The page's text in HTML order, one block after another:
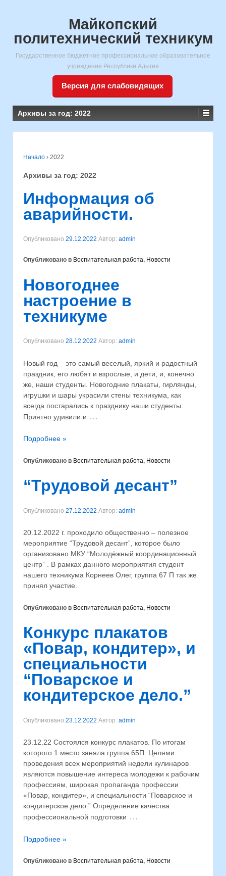
Майкопский
политехнический техникум
Государственное бюджетное профессиональное образовательное
учреждение Республики Адыгея
Версия для слабовидящих
Архивы за год: 2022
Начало › 2022
Архивы за год: 2022
Информация об
аварийности.
Опубликовано 29.12.2022 Автор: admin
Опубликовано в Воспитательная работа, Новости
Новогоднее
настроение в
техникуме
Опубликовано 28.12.2022 Автор: admin
Новый год – это самый веселый, яркий и радостный
праздник, его любят и взрослые, и дети, и, конечно
же, наши студенты. Новогодние плакаты, гирлянды,
игрушки и шары украсили стены техникума, как
всегда постарались к празднику наши студенты.
Приятно удивили и …
Подробнее »
Опубликовано в Воспитательная работа, Новости
“Трудовой десант”
Опубликовано 27.12.2022 Автор: admin
20.12.2022 г. проходило общественно – полезное
мероприятие “Трудовой десант”, которое было
организовано МКУ “Молодёжный координационный
центр” . В рамках данного мероприятия студент
нашего техникума Корнеев Олег, группа 67 П так же
принял участие.
Опубликовано в Воспитательная работа, Новости
Конкурс плакатов
«Повар, кондитер», и
специальности
“Поварское и
кондитерское дело.”
Опубликовано 23.12.2022 Автор: admin
23.12.22 Состоялся конкурс плакатов. По итогам
которого 1 место заняла группа 65П. Целями
проведения всех мероприятий недели кулинаров
являются повышение интереса молодежи к рабочим
профессиям, широкая пропаганда профессии
«Повар, кондитер», и специальности “Поварское и
кондитерское дело.” Определение качества
профессиональной подготовки …
Подробнее »
Опубликовано в Воспитательная работа, Новости